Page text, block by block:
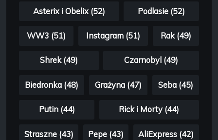
Asterix i Obelix (52) Podlasie (52)
WW3 (51) Instagram (51) Rak (49)
Shrek (49) Czarnobyl (49)
Biedronka (48) Grażyna (47) Seba (45)
Putin (44) Rick i Morty (44)
Straszne (43) Pepe (43) AliExpress (42)